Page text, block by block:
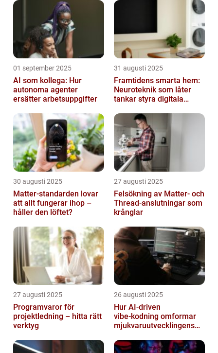
01 september 2025
AI som kollega: Hur
autonoma agenter
ersätter arbetsuppgifter
31 augusti 2025
Framtidens smarta hem:
Neuroteknik som låter
tankar styra digitala
30 augusti 2025
Matter-standarden lovar
att allt fungerar ihop –
håller den löftet?
27 augusti 2025
Felsökning av Matter‑ och
Thread‑anslutningar som
krånglar
27 augusti 2025
Programvaror för
projektledning – hitta rätt
verktyg
26 augusti 2025
Hur AI‑driven
vibe‑kodning omformar
mjukvaruutvecklingens